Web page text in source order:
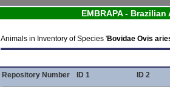
EMBRAPA -
Animals in Inventory of Species 'Bovidae Ovis
Repository Number ID 1 ID 2